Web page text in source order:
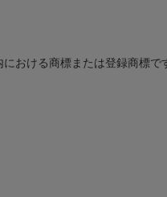
おける商標または登録商標で